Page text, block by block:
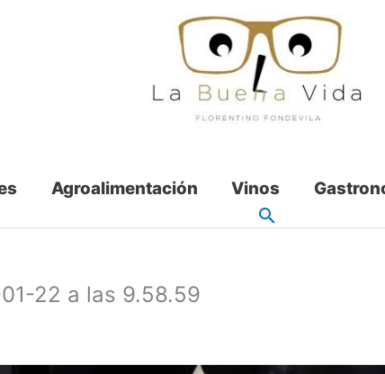
Agroalimentación Vinos
22 a las 9.58.59